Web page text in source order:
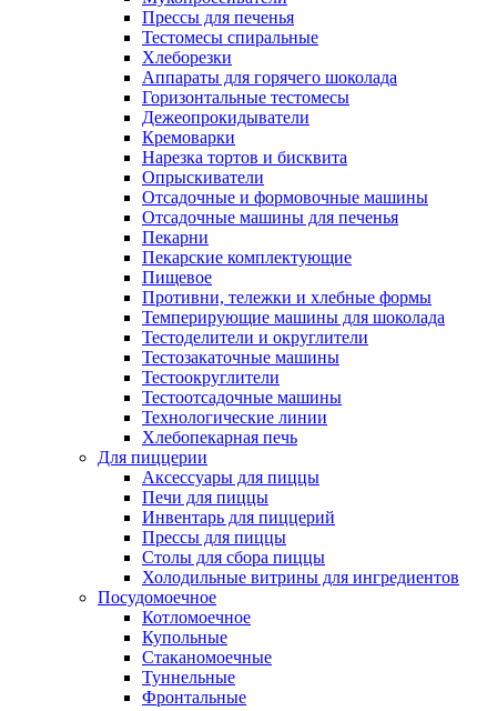
Прессы для печенья
Тестомесы спиральные
Хлеборезки
Аппараты для горячего шоколада
Горизонтальные тестомесы
Дежеопрокидыватели
Кремоварки
Нарезка тортов и бисквита
Опрыскиватели
Отсадочные и формовочные машины
Отсадочные машины для печенья
Пекарни
Пекарские комплектующие
Пищевое
Противни, тележки и хлебные формы
Темперирующие машины для шоколада
Тестоделители и округлители
Тестозакаточные машины
Тестоокруглители
Тестоотсадочные машины
Технологические линии
Хлебопекарная печь
Для пиццерии
Аксессуары для пиццы
Печи для пиццы
Инвентарь для пиццерий
Прессы для пиццы
Столы для сбора пиццы
Холодильные витрины для ингредиентов
Посудомоечное
Котломоечное
Купольные
Стаканомоечные
Туннельные
Фронтальные